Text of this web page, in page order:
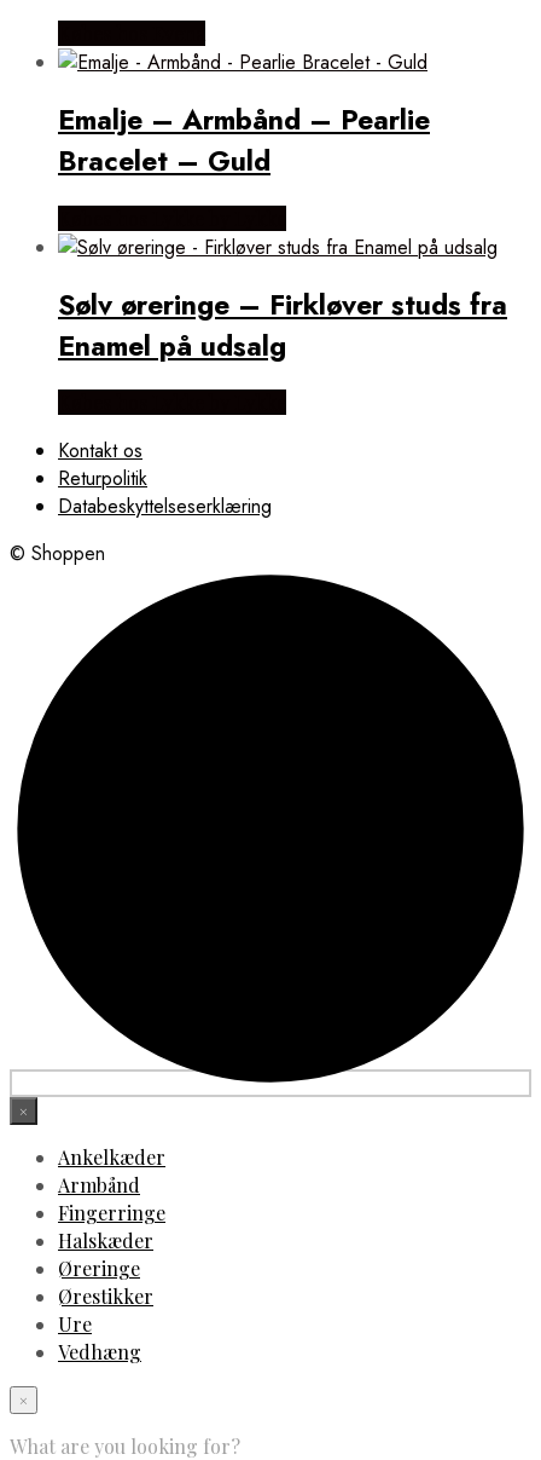
Emalje – Armbånd – Pearlie
Bracelet – Guld
Sølv øreringe – Firkløver studs fra
Enamel på udsalg
Kontakt os
Returpolitik
Databeskyttelseserklæring
© Shoppen
×
Ankelkæder
Armbånd
Fingerringe
Halskæder
Øreringe
Ørestikker
Ure
Vedhæng
×
What are you looking for?